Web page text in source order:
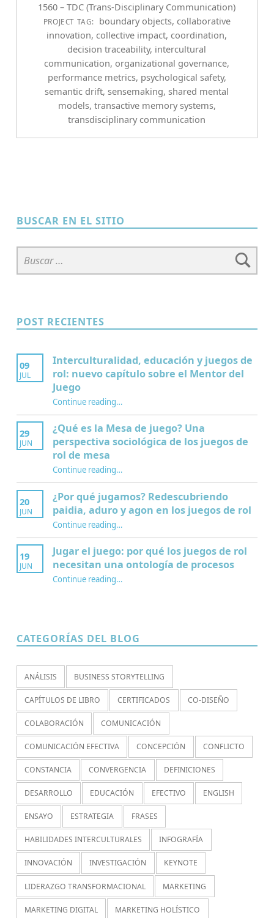
1560 – TDC (Trans-Disciplinary Communication)
PROJECT TAG: boundary objects, collaborative
innovation, collective impact, coordination,
decision traceability, intercultural
communication, organizational governance,
performance metrics, psychological safety,
semantic drift, sensemaking, shared mental
models, transactive memory systems,
transdisciplinary communication
BUSCAR EN EL SITIO
Buscar:
POST RECIENTES
09
JUL
Interculturalidad, educación y juegos de
rol: nuevo capítulo sobre el Mentor del
Juego
Continue reading“Interculturalidad, educación y juegos de rol: nuevo capítulo sobre el Mentor del Juego”
…
29
JUN
¿Qué es la Mesa de juego? Una
perspectiva sociológica de los juegos de
rol de mesa
Continue reading“¿Qué es la Mesa de juego? Una perspectiva sociológica de los juegos de rol de mesa”
…
20
JUN
¿Por qué jugamos? Redescubriendo
paidia, aduro y agon en los juegos de rol
Continue reading“¿Por qué jugamos? Redescubriendo paidia, aduro y agon en los juegos de rol”
…
19
JUN
Jugar el juego: por qué los juegos de rol
necesitan una ontología de procesos
Continue reading“Jugar el juego: por qué los juegos de rol necesitan una ontología de procesos”
…
CATEGORÍAS DEL BLOG
ANÁLISIS BUSINESS STORYTELLING
CAPÍTULOS DE LIBRO CERTIFICADOS CO-DISEÑO
COLABORACIÓN COMUNICACIÓN
COMUNICACIÓN EFECTIVA CONCEPCIÓN CONFLICTO
CONSTANCIA CONVERGENCIA DEFINICIONES
DESARROLLO EDUCACIÓN EFECTIVO ENGLISH
ENSAYO ESTRATEGIA FRASES
HABILIDADES INTERCULTURALES INFOGRAFÍA
INNOVACIÓN INVESTIGACIÓN KEYNOTE
LIDERAZGO TRANSFORMACIONAL MARKETING
MARKETING DIGITAL MARKETING HOLÍSTICO